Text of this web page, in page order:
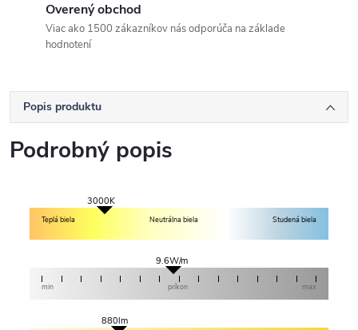
Overený obchod
Viac ako 1500 zákazníkov nás odporúča na základe
hodnotení
Popis produktu
Podrobný popis
3000K
Teplá biela Neutrálna biela Studená biela
9.6W/m
min príkon max
880lm